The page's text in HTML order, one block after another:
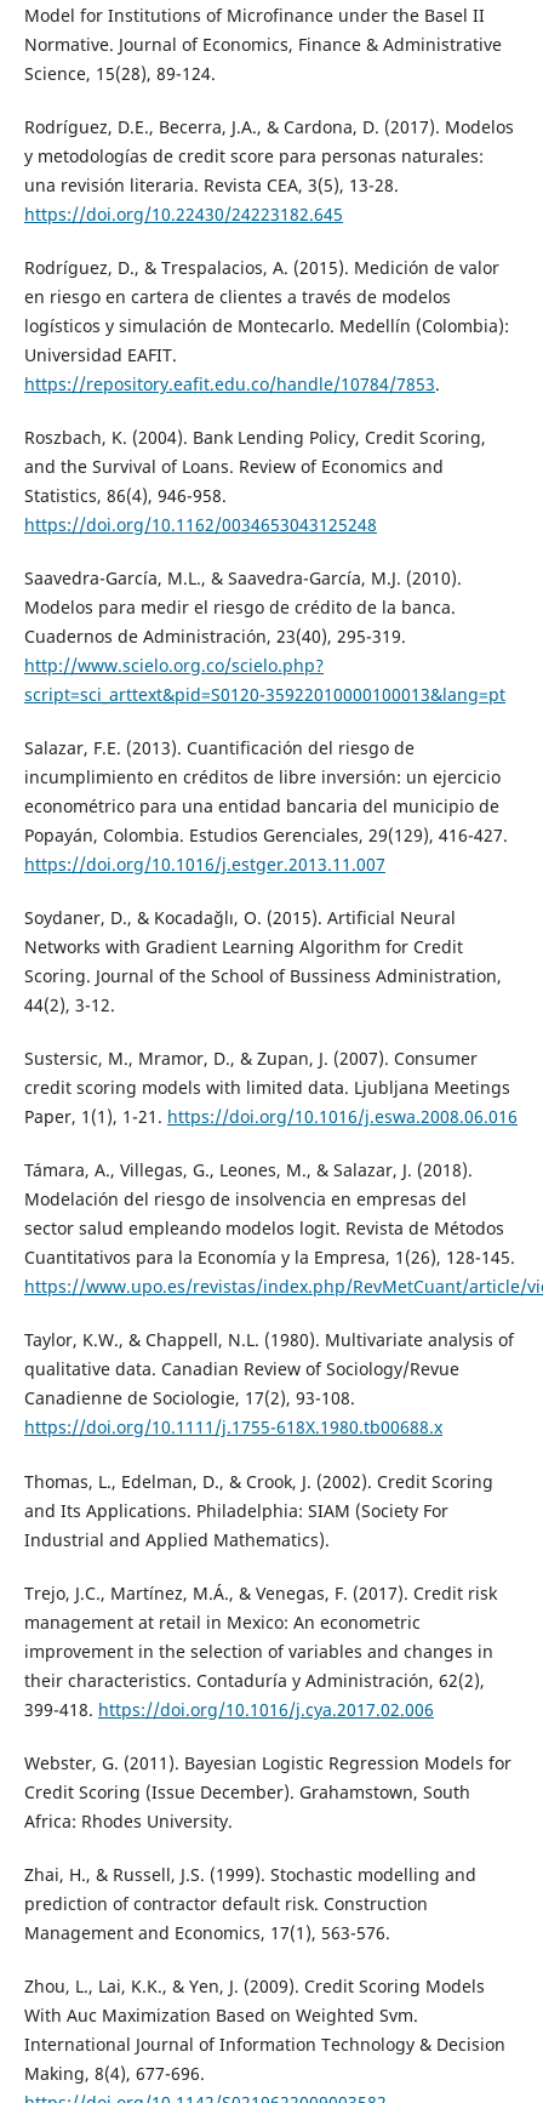
Model for Institutions of Microfinance under the Basel II
Normative. Journal of Economics, Finance & Administrative
Science, 15(28), 89-124.
Rodríguez, D.E., Becerra, J.A., & Cardona, D. (2017). Modelos
y metodologías de credit score para personas naturales:
una revisión literaria. Revista CEA, 3(5), 13-28.
https://doi.org/10.22430/24223182.645
Rodríguez, D., & Trespalacios, A. (2015). Medición de valor
en riesgo en cartera de clientes a través de modelos
logísticos y simulación de Montecarlo. Medellín (Colombia):
Universidad EAFIT.
https://repository.eafit.edu.co/handle/10784/7853.
Roszbach, K. (2004). Bank Lending Policy, Credit Scoring,
and the Survival of Loans. Review of Economics and
Statistics, 86(4), 946-958.
https://doi.org/10.1162/0034653043125248
Saavedra-García, M.L., & Saavedra-García, M.J. (2010).
Modelos para medir el riesgo de crédito de la banca.
Cuadernos de Administración, 23(40), 295-319.
http://www.scielo.org.co/scielo.php?
script=sci_arttext&pid=S0120-35922010000100013&lang=pt
Salazar, F.E. (2013). Cuantificación del riesgo de
incumplimiento en créditos de libre inversión: un ejercicio
econométrico para una entidad bancaria del municipio de
Popayán, Colombia. Estudios Gerenciales, 29(129), 416-427.
https://doi.org/10.1016/j.estger.2013.11.007
Soydaner, D., & Kocadağlı, O. (2015). Artificial Neural
Networks with Gradient Learning Algorithm for Credit
Scoring. Journal of the School of Bussiness Administration,
44(2), 3-12.
Sustersic, M., Mramor, D., & Zupan, J. (2007). Consumer
credit scoring models with limited data. Ljubljana Meetings
Paper, 1(1), 1-21. https://doi.org/10.1016/j.eswa.2008.06.016
Támara, A., Villegas, G., Leones, M., & Salazar, J. (2018).
Modelación del riesgo de insolvencia en empresas del
sector salud empleando modelos logit. Revista de Métodos
Cuantitativos para la Economía y la Empresa, 1(26), 128-145.
https://www.upo.es/revistas/index.php/RevMetCuant/article/
Taylor, K.W., & Chappell, N.L. (1980). Multivariate analysis of
qualitative data. Canadian Review of Sociology/Revue
Canadienne de Sociologie, 17(2), 93-108.
https://doi.org/10.1111/j.1755-618X.1980.tb00688.x
Thomas, L., Edelman, D., & Crook, J. (2002). Credit Scoring
and Its Applications. Philadelphia: SIAM (Society For
Industrial and Applied Mathematics).
Trejo, J.C., Martínez, M.Á., & Venegas, F. (2017). Credit risk
management at retail in Mexico: An econometric
improvement in the selection of variables and changes in
their characteristics. Contaduría y Administración, 62(2),
399-418. https://doi.org/10.1016/j.cya.2017.02.006
Webster, G. (2011). Bayesian Logistic Regression Models for
Credit Scoring (Issue December). Grahamstown, South
Africa: Rhodes University.
Zhai, H., & Russell, J.S. (1999). Stochastic modelling and
prediction of contractor default risk. Construction
Management and Economics, 17(1), 563-576.
Zhou, L., Lai, K.K., & Yen, J. (2009). Credit Scoring Models
With Auc Maximization Based on Weighted Svm.
International Journal of Information Technology & Decision
Making, 8(4), 677-696.